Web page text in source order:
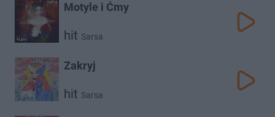
Motyle i Ćmy
hit Sarsa
Zakryj
hit Sarsa